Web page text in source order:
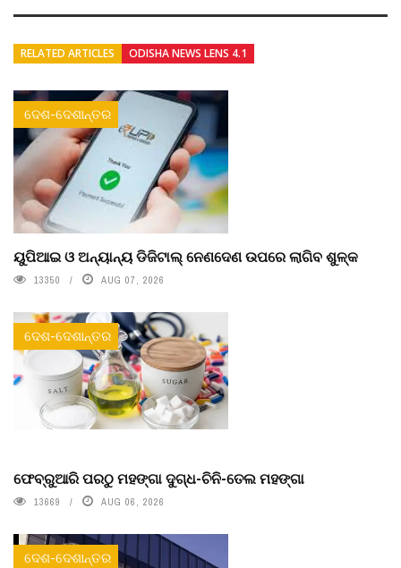
RELATED ARTICLES ODISHA NEWS LENS 4.1
ଦେଶ-ଦେଶାନ୍ତର
ୟୁପିଆଇ ଓ ଅନ୍ୟାନ୍ୟ ଡିଜିଟାଲ୍ ନେଣଦେଣ ଉପରେ ଲାଗିବ ଶୁଳ୍କ
13350 AUG 07, 2026
ଦେଶ-ଦେଶାନ୍ତର
ଫେବ୍ରୁଆରି ପରଠୁ ମହଙ୍ଗା ଦୁଗ୍ଧ-ଚିନି-ତେଲ ମହଙ୍ଗା
13669 AUG 06, 2026
ଦେଶ-ଦେଶାନ୍ତର